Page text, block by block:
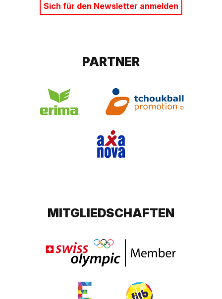
Sich für den Newsletter anmelden
PARTNER
MITGLIEDSCHAFTEN